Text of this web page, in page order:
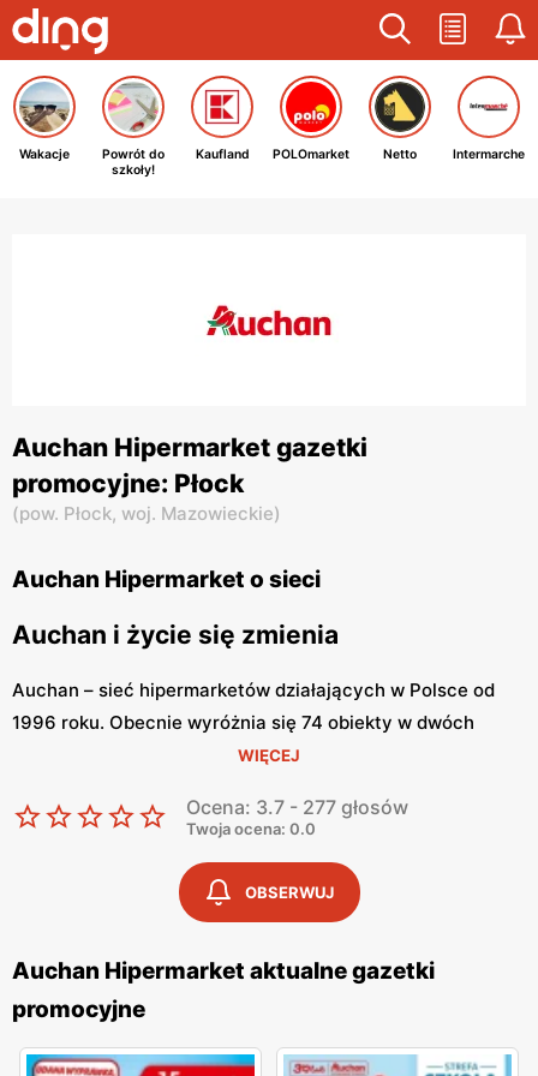
Wakacje
Powrót do
szkoły!
Kaufland POLOmarket Netto Intermarche
Auchan Hipermarket gazetki
promocyjne: Płock
(pow. Płock, woj. Mazowieckie)
Auchan Hipermarket o sieci
Auchan i życie się zmienia
Auchan – sieć hipermarketów działających w Polsce od
1996 roku. Obecnie wyróżnia się 74 obiekty w dwóch
formatach: klasycznym (10-18 tys. metrów kwadratowych)
kwadratowych). Marka stawia na dynamiczny rozwój,
powstał Auchan Direct.pl, który umożliwia zakupy przez
Internet. Klienci z Warszawy i okolic mogą zamawiać
– z dostawą do domu bądź odbiorem w punkcie. Lata 2014-
2016 to moment integracji ze sklepami Real. Zaś już rok
później, w 2017 roku, powstał pierwszy Auchan
WIĘCEJ
Ocena: 3.7 - 277 głosów
Twoja ocena: 0.0
OBSERWUJ
Auchan Hipermarket aktualne gazetki
promocyjne